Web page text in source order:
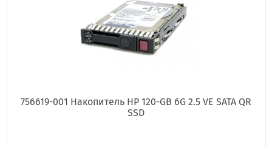
756619-001 Накопитель HP 120-GB 6G 2.5 VE SATA QR
SSD